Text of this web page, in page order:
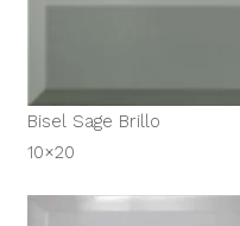
Bisel Sage Brillo
10×20